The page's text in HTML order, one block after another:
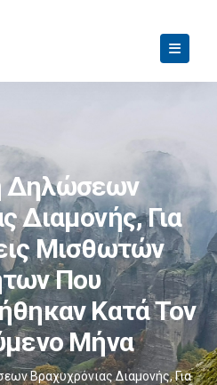
Δηλώσεων
Διαμονής, Για
Μισθωτών
Που
Κατά Τον
Μήνα
Βραχυχρόνιας Διαμονής, Για